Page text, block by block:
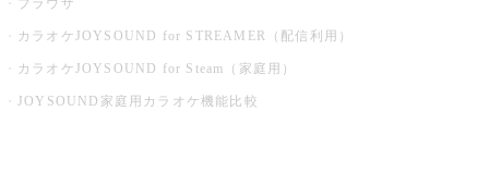
ブラウザ
カラオケJOYSOUND for STREAMER（配信利用）
カラオケJOYSOUND for Steam（家庭用）
JOYSOUND家庭用カラオケ機能比較